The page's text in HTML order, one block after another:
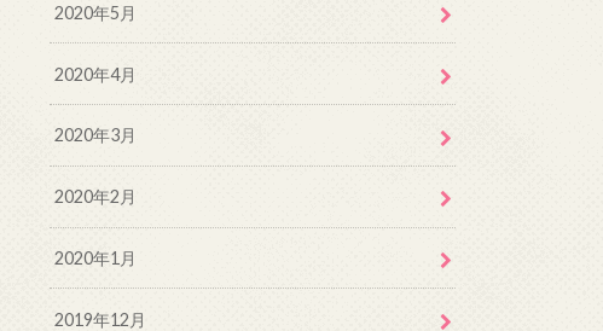
2020年5月
2020年4月
2020年3月
2020年2月
2020年1月
2019年12月